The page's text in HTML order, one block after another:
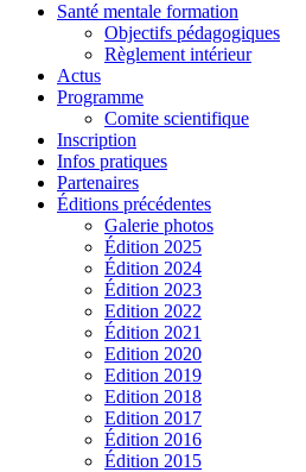
Santé mentale formation
Objectifs pédagogiques
Règlement intérieur
Actus
Programme
Comite scientifique
Inscription
Infos pratiques
Partenaires
Éditions précédentes
Galerie photos
Édition 2025
Édition 2024
Édition 2023
Edition 2022
Édition 2021
Edition 2020
Edition 2019
Edition 2018
Edition 2017
Édition 2016
Édition 2015